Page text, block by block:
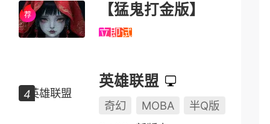
【猛鬼打金版】
立即试玩
英雄联盟
奇幻 MOBA
半Q版